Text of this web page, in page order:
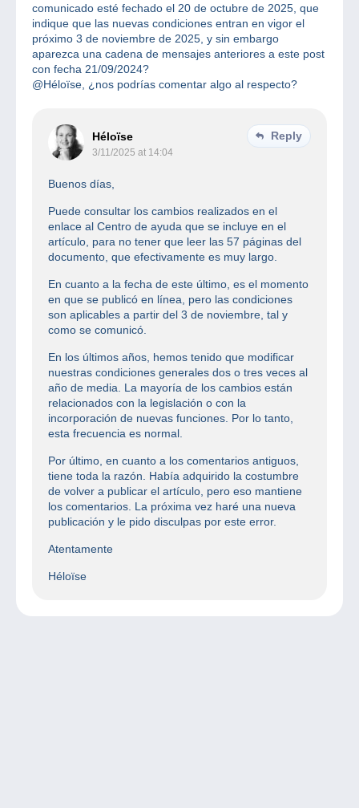
comunicado esté fechado el 20 de octubre de 2025, que
indique que las nuevas condiciones entran en vigor el
próximo 3 de noviembre de 2025, y sin embargo
aparezca una cadena de mensajes anteriores a este post
con fecha 21/09/2024?
@Héloïse, ¿nos podrías comentar algo al respecto?
Héloïse
3/11/2025 at 14:04
Reply
Buenos días,
Puede consultar los cambios realizados en el
enlace al Centro de ayuda que se incluye en el
artículo, para no tener que leer las 57 páginas del
documento, que efectivamente es muy largo.
En cuanto a la fecha de este último, es el momento
en que se publicó en línea, pero las condiciones
son aplicables a partir del 3 de noviembre, tal y
como se comunicó.
En los últimos años, hemos tenido que modificar
nuestras condiciones generales dos o tres veces al
año de media. La mayoría de los cambios están
relacionados con la legislación o con la
incorporación de nuevas funciones. Por lo tanto,
esta frecuencia es normal.
Por último, en cuanto a los comentarios antiguos,
tiene toda la razón. Había adquirido la costumbre
de volver a publicar el artículo, pero eso mantiene
los comentarios. La próxima vez haré una nueva
publicación y le pido disculpas por este error.
Atentamente
Héloïse